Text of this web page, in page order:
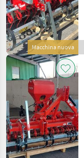
Macchina nuova